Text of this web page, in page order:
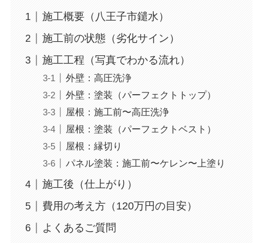
施工概要（八王子市鑓水）
施工前の状態（劣化サイン）
施工工程（写真でわかる流れ）
外壁：高圧洗浄
外壁：塗装（パーフェクトトップ）
屋根：施工前〜高圧洗浄
屋根：塗装（パーフェクトベスト）
屋根：縁切り
パネル塗装：施工前〜ケレン〜上塗り
施工後（仕上がり）
費用の考え方（120万円の目安）
よくあるご質問